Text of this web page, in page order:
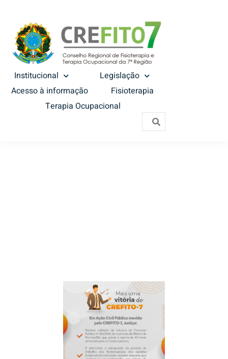
Institucional
Legislação
Acesso à informação
Fisioterapia
Terapia Ocupacional